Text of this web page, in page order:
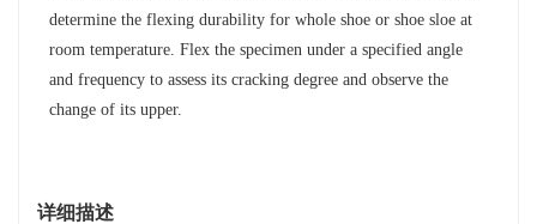
determine the flexing durability for whole shoe or shoe sloe at
room temperature. Flex the specimen under a specified angle
and frequency to assess its cracking degree and observe the
change of its upper.
详细描述